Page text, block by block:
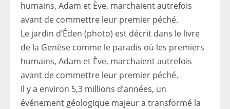
Le jardin d’Éden (photo) est décrit dans le livre
de la Genèse comme le paradis où les premiers
humains, Adam et Ève, marchaient autrefois
avant de commettre leur premier péché.
Il y a environ 5,3 millions d’années, un
événement géologique majeur a transformé la